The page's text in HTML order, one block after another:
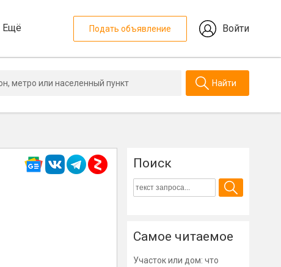
Ещё Подать объявление Войти
Найти
Поиск
Самое читаемое
Участок или дом: что